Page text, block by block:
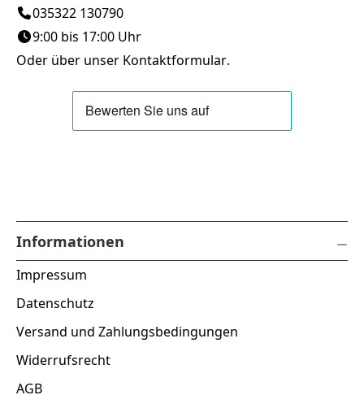
035322 130790
9:00 bis 17:00 Uhr
Oder über unser Kontaktformular.
Informationen
Impressum
Datenschutz
Versand und Zahlungsbedingungen
Widerrufsrecht
AGB